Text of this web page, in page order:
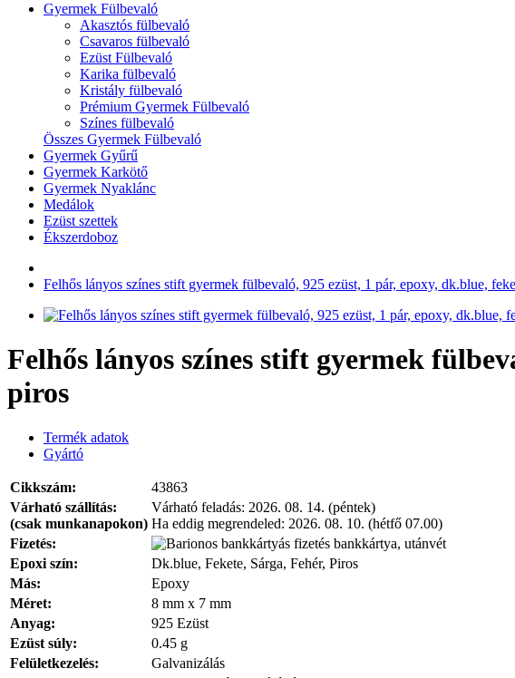
Gyermek Fülbevaló
Akasztós fülbevaló
Csavaros fülbevaló
Ezüst Fülbevaló
Karika fülbevaló
Kristály fülbevaló
Prémium Gyermek Fülbevaló
Színes fülbevaló
Összes Gyermek Fülbevaló
Gyermek Gyűrű
Gyermek Karkötő
Gyermek Nyaklánc
Medálok
Ezüst szettek
Ékszerdoboz
Felhős lányos színes stift gyermek fülbevaló, 925 ezüst, 1 pár, epoxy, dk.blue,
Felhős lányos színes stift gyermek
piros
Termék adatok
Gyártó
Cikkszám:
43863
Várható szállítás:
(csak munkanapokon)
Várható feladás: 2026. 08. 14. (péntek)
Ha eddig megrendeled: 2026. 08. 10. (hétfő 07.00)
Fizetés:
bankkártya, utánvét
Epoxi szín:
Dk.blue, Fekete, Sárga, Fehér, Piros
Más:
Epoxy
Méret:
8 mm x 7 mm
Anyag:
925 Ezüst
Ezüst súly:
0.45 g
Felületkezelés:
Galvanizálás